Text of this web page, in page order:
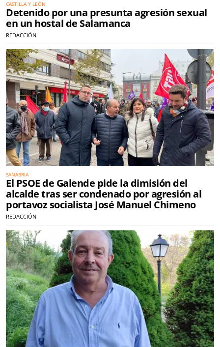
CASTILLA Y LEÓN
Detenido por una presunta agresión sexual
en un hostal de Salamanca
REDACCIÓN
SANABRIA
El PSOE de Galende pide la dimisión del
alcalde tras ser condenado por agresión al
portavoz socialista José Manuel Chimeno
REDACCIÓN